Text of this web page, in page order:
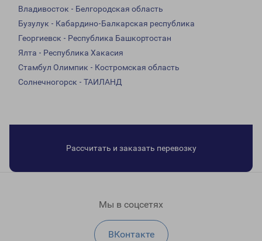
Владивосток - Белгородская область
Бузулук - Кабардино-Балкарская республика
Георгиевск - Республика Башкортостан
Ялта - Республика Хакасия
Стамбул Олимпик - Костромская область
Солнечногорск - ТАИЛАНД
Рассчитать и заказать перевозку
Мы в соцсетях
ВКонтакте